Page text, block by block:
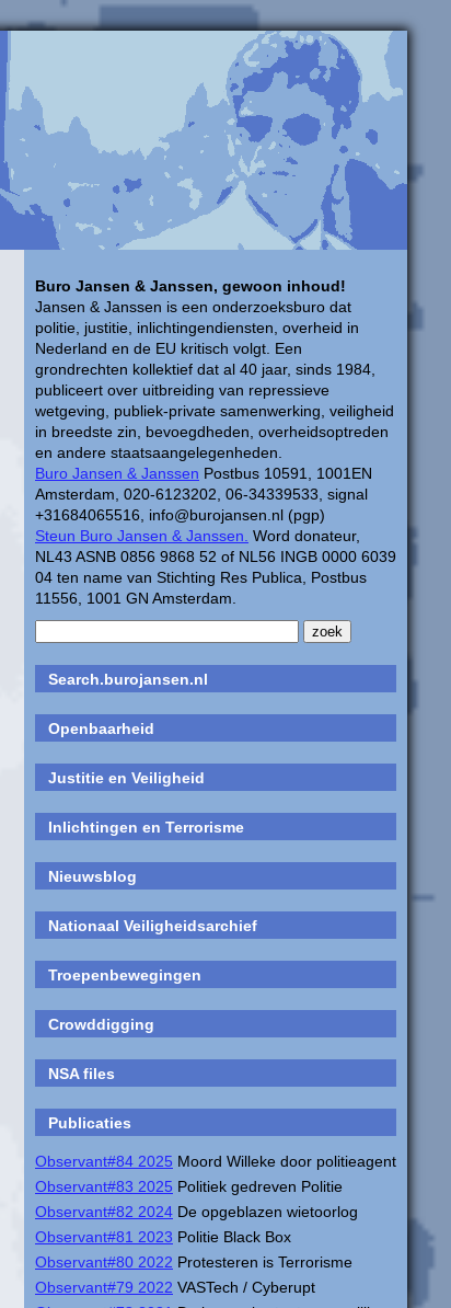
Buro Jansen & Janssen, gewoon inhoud!
Jansen & Janssen is een onderzoeksburo dat
politie, justitie, inlichtingendiensten, overheid in
Nederland en de EU kritisch volgt. Een
grondrechten kollektief dat al 40 jaar, sinds 1984,
publiceert over uitbreiding van repressieve
wetgeving, publiek-private samenwerking, veiligheid
in breedste zin, bevoegdheden, overheidsoptreden
en andere staatsaangelegenheden.
Buro Jansen & Janssen Postbus 10591, 1001EN
Amsterdam, 020-6123202, 06-34339533, signal
+31684065516, info@burojansen.nl (pgp)
Steun Buro Jansen & Janssen. Word donateur,
NL43 ASNB 0856 9868 52 of NL56 INGB 0000 6039
04 ten name van Stichting Res Publica, Postbus
11556, 1001 GN Amsterdam.
Search.burojansen.nl
Openbaarheid
Justitie en Veiligheid
Inlichtingen en Terrorisme
Nieuwsblog
Nationaal Veiligheidsarchief
Troepenbewegingen
Crowddigging
NSA files
Publicaties
Observant#84 2025 Moord Willeke door politieagent
Observant#83 2025 Politiek gedreven Politie
Observant#82 2024 De opgeblazen wietoorlog
Observant#81 2023 Politie Black Box
Observant#80 2022 Protesteren is Terrorisme
Observant#79 2022 VASTech / Cyberupt